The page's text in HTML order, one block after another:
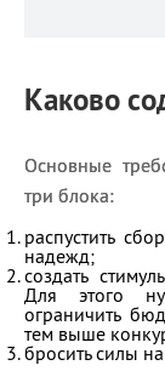
Каково
Основные
три блока:
распустить
надежд;
создать
Для этого
ограничить
тем выше
бросить силы